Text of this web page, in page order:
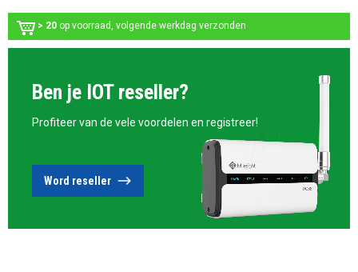
> 20 op voorraad, volgende werkdag verzonden
Ben je IOT reseller?
Profiteer van de vele voordelen en registreer!
Word reseller